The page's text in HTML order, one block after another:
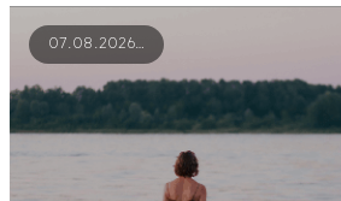
07.08.2026…